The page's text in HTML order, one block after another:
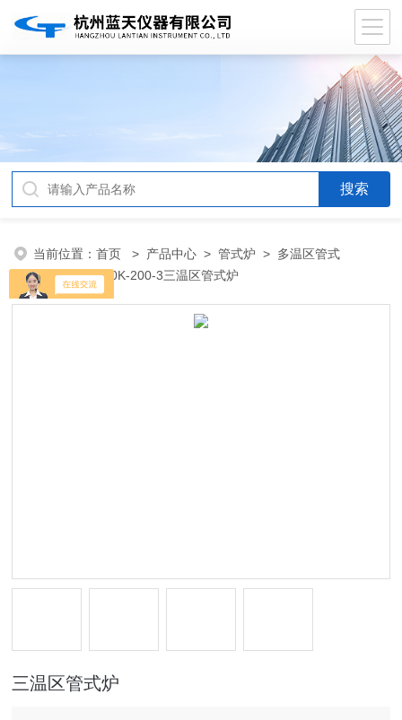
当前位置：首页 > 产品中心 >管式炉 > 多温区管式
炉
> GL-1000K-200-3三温区管式炉
三温区管式炉